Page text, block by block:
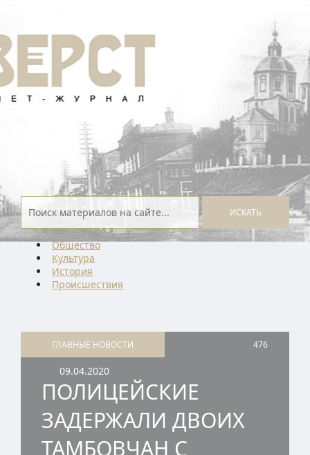
ИСКАТЬ
Общество
Культура
История
Проиcшествия
ГЛАВНЫЕ НОВОСТИ 476
09.04.2020
ПОЛИЦЕЙСКИЕ
ЗАДЕРЖАЛИ ДВОИХ
ТАМБОВЧАН С